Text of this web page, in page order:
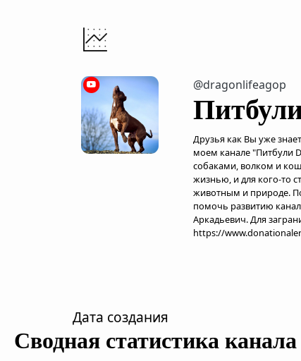
@dragonlifeagop
Друзья как Вы уже
моем канале "Питбули
собаками, волком и
жизнью, и для кого-то
животным и природе. По
помочь развитию
Аркадьевич. Для
https://
Дата создания
Сводная статистика